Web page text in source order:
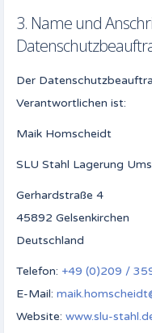
3. Name und
Der
Verantwortlichen ist:
Maik Homscheidt
SLU Stahl Lagerung
Gerhardstraße 4
45892 Gelsenkirchen
Deutschland
Telefon: +49 (0)209 /
E-Mail:
Website: www.slu-